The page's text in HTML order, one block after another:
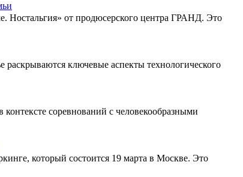
Ностальгия» от продюсерского центра ГРАНД. Это
раскрываются ключевые аспекты технологического
соревнований с человекообразными
который состоится 19 марта в Москве. Это